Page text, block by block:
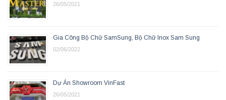
26/05/2021
Gia Công Bộ Chữ SamSung, Bộ Chữ Inox Sam Sung
02/06/2022
Dự Án Showroom VinFast
26/05/2021